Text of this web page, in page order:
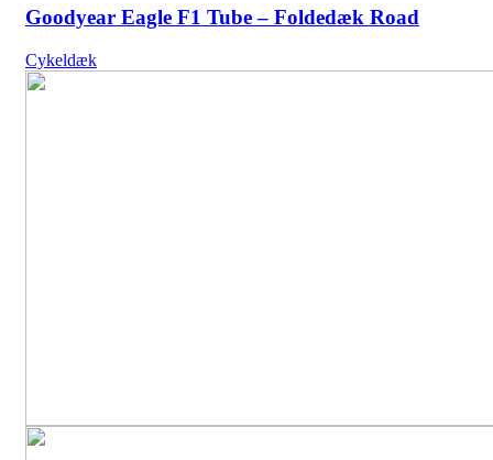
Goodyear Eagle F1 Tube – Foldedæk Road
Cykeldæk